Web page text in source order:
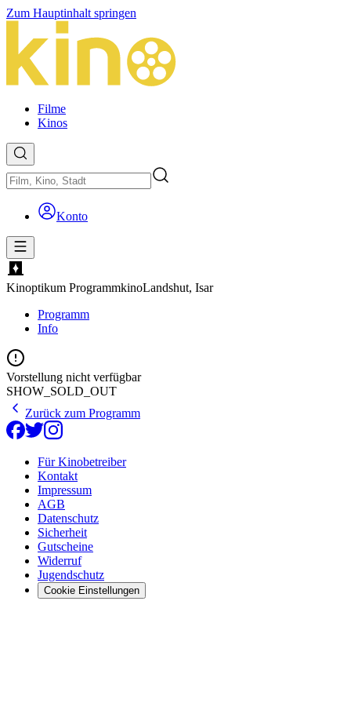
Zum Hauptinhalt springen
Filme
Kinos
Konto
Kinoptikum ProgrammkinoLandshut, Isar
Programm
Info
Vorstellung nicht verfügbar
SHOW_SOLD_OUT
Zurück zum Programm
Für Kinobetreiber
Kontakt
Impressum
AGB
Datenschutz
Sicherheit
Gutscheine
Widerruf
Jugendschutz
Cookie Einstellungen